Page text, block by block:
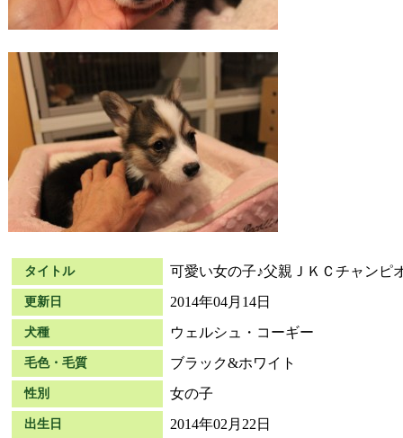
タイトル 可愛い女の子♪父親ＪＫＣチャンピ
更新日 2014年04月14日
犬種 ウェルシュ・コーギー
毛色・毛質 ブラック&ホワイト
性別 女の子
出生日 2014年02月22日